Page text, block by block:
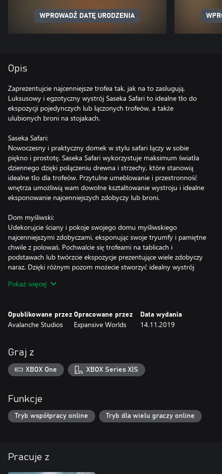
WPROWADŹ DATĘ URODZENIA
Opis
Zaprezentujcie najcenniejsze trofea tak, jak na to zasługują.
Luksusowy i egzotyczny wystrój Saseka Safari to idealne tło do
ekspozycji pojedynczych lub łączonych trofeów, a także
ulubionych broni na stojakach.
Saseka Safari:
Nowoczesny i praktyczny domek w stylu safari łączy w sobie
piękno i prostotę. Saseka Safari wykorzystuje maksimum światła
dziennego dzięki połączeniu drewna i strzechy, które stanowią
idealne tło dla trofeów. Przytulne umeblowanie i przestronność
wnętrza umożliwią wam dowolne kształtowanie wystroju i idealne
eksponowanie najcenniejszych zdobyczy lub broni.
Dom myśliwski:
Udekorujcie ściany i pokoje swojego domu myśliwskiego
najcenniejszymi zdobyczami, eksponując swoje tryumfy i pamiętne
chwile z polowań. Pochwalcie się trofeami na tablicach i
podstawach lub twórzcie ekspozycje prezentujące wiele zdobyczy
naraz. Dzięki różnym pozom możecie stworzyć idealny wystrój
całe wizualizacje przebiegu polowań. Zapraszajcie znajomych, by
Mocowania Matmata na wiele trofeów:
najcenniejsze chwile z polowań. Używajcie dowolnych podstaw lub
tablic, aby umieszczać zdobycze w różnych realistycznych pozach,
przedstawiając imponujące sceny z najważniejszymi trofeami.
Odtwarzajcie pamiętne chwile z dziczy lub opowiadajcie
Saseka Safari. Ten styl mocowań będzie dostępny we wszystkich
domach myśliwskich.
Stojaki na broń:
świetle. W domku Saseka Safari będziecie mogli prezentować
ulubione bronie na designerskich statywach. Na wystawie będą
Pokaż więcej
Opublikowane przez
Avalanche Studios
Opracowane przez
Expansive Worlds
Data wydania
14.11.2019
Graj z
XBOX One XBOX Series X|S
Funkcje
Tryb współpracy online Tryb dla wielu graczy online
Pracuje z